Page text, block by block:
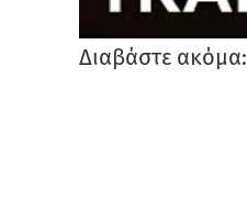
Διαβάστε ακόμα: